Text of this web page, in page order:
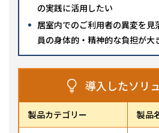
の実践に活用したい
居室内でのご利用者の異変を見
員の身体的・精神的な負担が大
導入したソリ
製品カテゴリー 製品